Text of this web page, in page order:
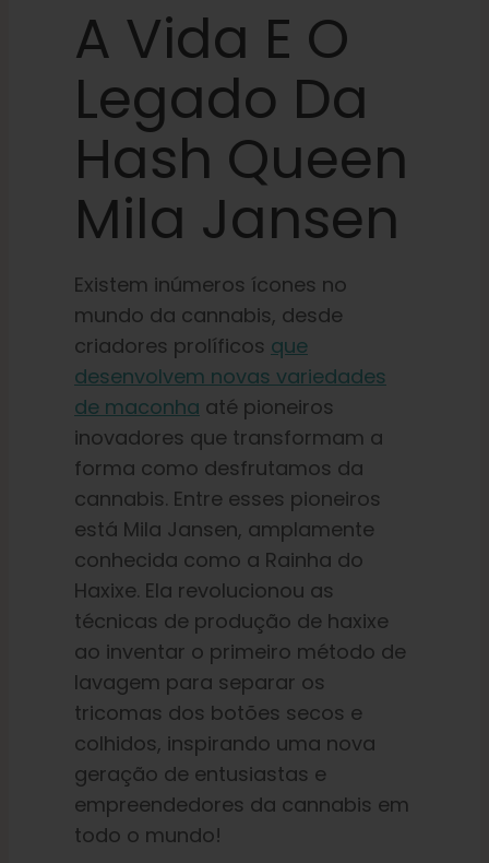
A Vida E O
Legado Da
Hash Queen
Mila Jansen
Existem inúmeros ícones no
mundo da cannabis, desde
criadores prolíficos que
desenvolvem novas variedades
de maconha até pioneiros
inovadores que transformam a
forma como desfrutamos da
cannabis. Entre esses pioneiros
está Mila Jansen, amplamente
conhecida como a Rainha do
Haxixe. Ela revolucionou as
técnicas de produção de haxixe
ao inventar o primeiro método de
lavagem para separar os
tricomas dos botões secos e
colhidos, inspirando uma nova
geração de entusiastas e
empreendedores da cannabis em
todo o mundo!